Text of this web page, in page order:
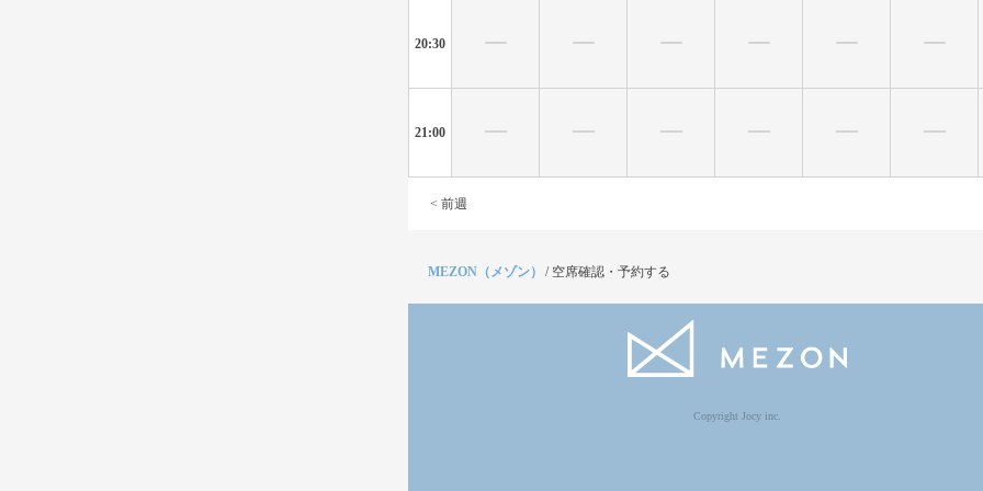
20:30
21:00
< 前週
MEZON（メゾン） / 空席確認・予約する
Copyright Jocy inc.